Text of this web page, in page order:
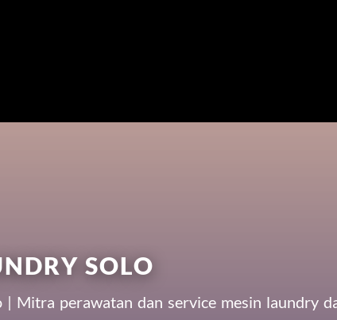
SOLO
| Mitra perawatan dan service mesin laundry